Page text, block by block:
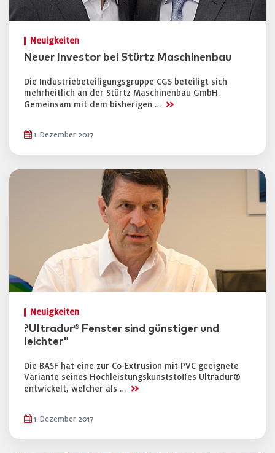
Neuigkeiten
Neuer Investor bei Stürtz Maschinenbau
Die Industriebeteiligungsgruppe CGS beteiligt sich
mehrheitlich an der Stürtz Maschinenbau GmbH.
Gemeinsam mit dem bisherigen … >>
1. Dezember 2017
Neuigkeiten
?Ultradur® Fenster sind günstiger und
leichter"
Die BASF hat eine zur Co-Extrusion mit PVC geeignete
Variante seines Hochleistungskunststoffes Ultradur®
entwickelt, welcher als … >>
1. Dezember 2017